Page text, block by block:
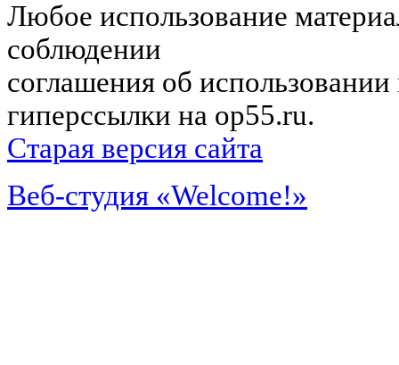
Любое использование
соблюдении
соглашения об
гиперссылки на op55.ru.
Старая версия сайта
Веб-студия «Welcome!»